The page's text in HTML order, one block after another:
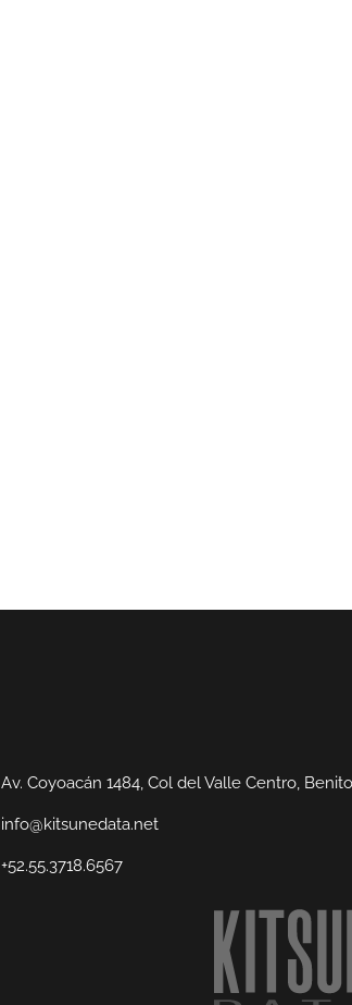
Av. Coyoacán 1484, Col del Valle Centro,
info@kitsunedata.net
+52.55.3718.6567